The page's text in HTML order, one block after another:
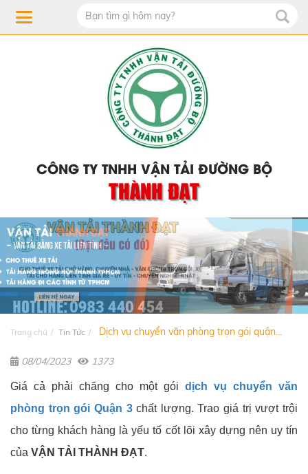
CÔNG TY TNHH VẬN TẢI ĐƯỜNG BỘ
THÀNH ĐẠT
Trang chủ Tin Tức Dịch vụ chuyển văn phòng trọn gói quận...
08/04/2023 1373
Giá cả phải chăng cho một gói dịch vụ chuyển văn
phòng trọn gói Quận 3chất lượng. Trao giá trị vượt trội
cho từng khách hàng là yếu tố cốt lõi xây dựng nên uy tín
của VẬN TẢI THÀNH ĐẠT.